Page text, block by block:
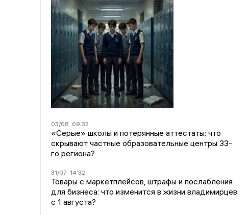
03/08 09:32
«Серые» школы и потерянные аттестаты: что
скрывают частные образовательные центры 33-
го региона?
31/07 14:32
Товары с маркетплейсов, штрафы и послабления
для бизнеса: что изменится в жизни владимирцев
с 1 августа?